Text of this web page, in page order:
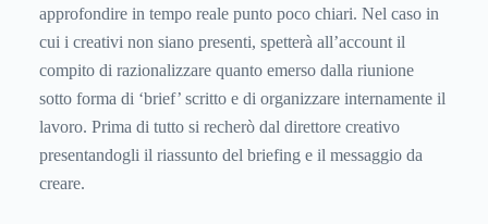
approfondire in tempo reale punto poco chiari. Nel caso in
cui i creativi non siano presenti, spetterà all’account il
compito di razionalizzare quanto emerso dalla riunione
sotto forma di ‘brief’ scritto e di organizzare internamente il
lavoro. Prima di tutto si recherò dal direttore creativo
presentandogli il riassunto del briefing e il messaggio da
creare.